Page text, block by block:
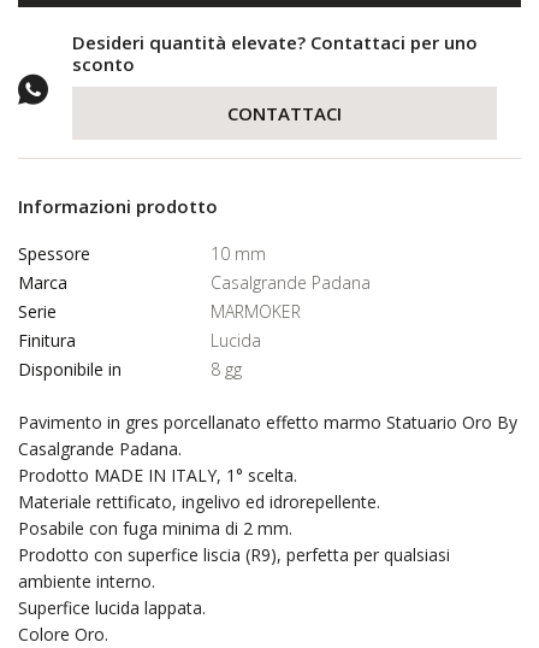
Desideri quantità elevate? Contattaci per uno
sconto
CONTATTACI
Informazioni prodotto
Spessore
10 mm
Marca
Casalgrande Padana
Serie
MARMOKER
Finitura
Lucida
Disponibile in
8 gg
Pavimento in gres porcellanato effetto marmo Statuario Oro By
Casalgrande Padana.
Prodotto MADE IN ITALY, 1° scelta.
Materiale rettificato, ingelivo ed idrorepellente.
Posabile con fuga minima di 2 mm.
Prodotto con superfice liscia (R9), perfetta per qualsiasi
ambiente interno.
Superfice lucida lappata.
Colore Oro.